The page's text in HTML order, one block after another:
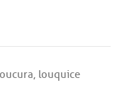
, louquice